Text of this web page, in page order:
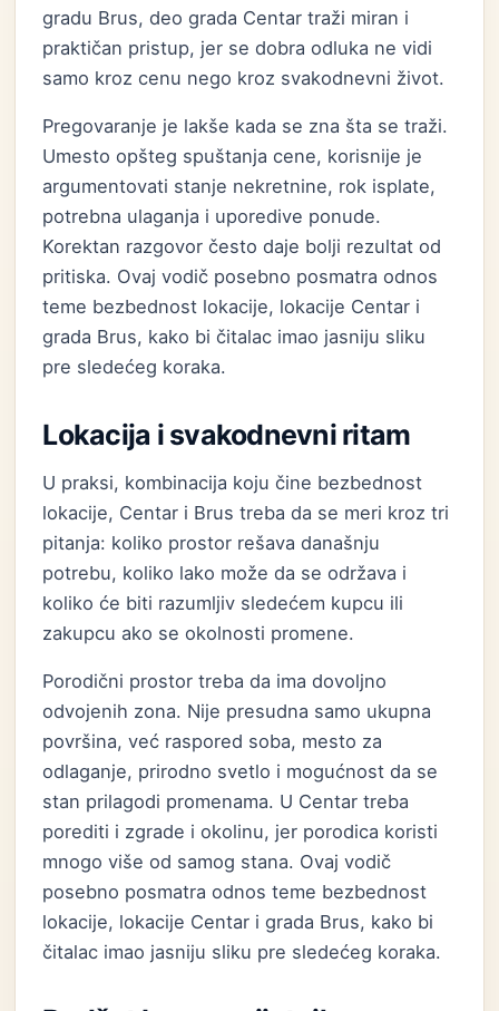
gradu Brus, deo grada Centar traži miran i
praktičan pristup, jer se dobra odluka ne vidi
samo kroz cenu nego kroz svakodnevni život.
Pregovaranje je lakše kada se zna šta se traži.
Umesto opšteg spuštanja cene, korisnije je
argumentovati stanje nekretnine, rok isplate,
potrebna ulaganja i uporedive ponude.
Korektan razgovor često daje bolji rezultat od
pritiska. Ovaj vodič posebno posmatra odnos
teme bezbednost lokacije, lokacije Centar i
grada Brus, kako bi čitalac imao jasniju sliku
pre sledećeg koraka.
Lokacija i svakodnevni ritam
U praksi, kombinacija koju čine bezbednost
lokacije, Centar i Brus treba da se meri kroz tri
pitanja: koliko prostor rešava današnju
potrebu, koliko lako može da se održava i
koliko će biti razumljiv sledećem kupcu ili
zakupcu ako se okolnosti promene.
Porodični prostor treba da ima dovoljno
odvojenih zona. Nije presudna samo ukupna
površina, već raspored soba, mesto za
odlaganje, prirodno svetlo i mogućnost da se
stan prilagodi promenama. U Centar treba
porediti i zgrade i okolinu, jer porodica koristi
mnogo više od samog stana. Ovaj vodič
posebno posmatra odnos teme bezbednost
lokacije, lokacije Centar i grada Brus, kako bi
čitalac imao jasniju sliku pre sledećeg koraka.